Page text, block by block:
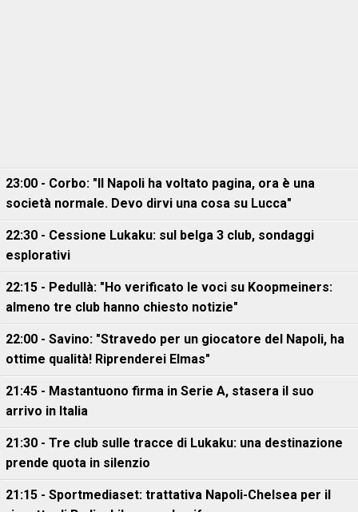
23:00 - Corbo: "Il Napoli ha voltato pagina, ora è una
società normale. Devo dirvi una cosa su Lucca"
22:30 - Cessione Lukaku: sul belga 3 club, sondaggi
esplorativi
22:15 - Pedullà: "Ho verificato le voci su Koopmeiners:
almeno tre club hanno chiesto notizie"
22:00 - Savino: "Stravedo per un giocatore del Napoli, ha
ottime qualità! Riprenderei Elmas"
21:45 - Mastantuono firma in Serie A, stasera il suo
arrivo in Italia
21:30 - Tre club sulle tracce di Lukaku: una destinazione
prende quota in silenzio
21:15 - Sportmediaset: trattativa Napoli-Chelsea per il